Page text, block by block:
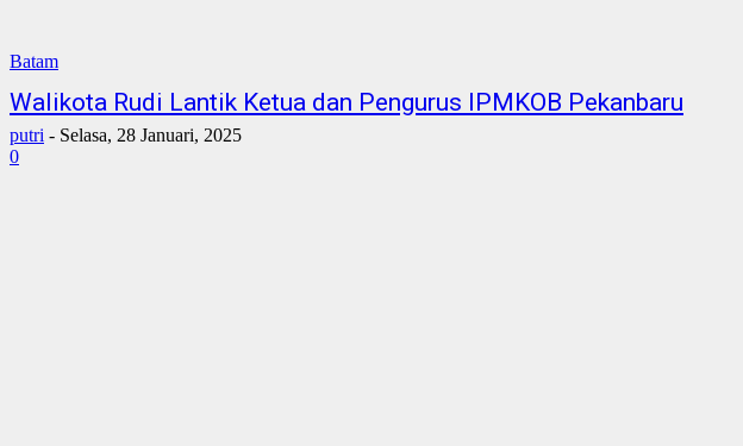
Batam
Walikota Rudi Lantik Ketua dan Pengurus IPMKOB Pekanbaru
putri - Selasa, 28 Januari, 2025
0